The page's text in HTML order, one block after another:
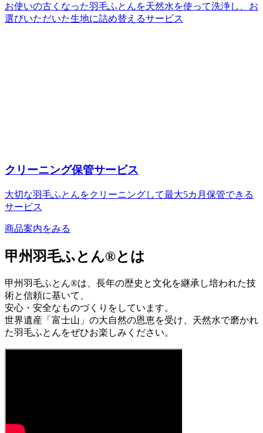
お使いの古くなった羽毛ふとんを天然水を使って洗浄し、お
選びいただいた生地に詰め替えるサービス
クリーニング保管サービス
大切な羽毛ふとんをクリーニングして最大5カ月保管できる
サービス
商品案内をみる
甲州羽毛ふとん®とは
甲州羽毛ふとん®は、長年の歴史と文化を継承し培われた技
術と信頼に基いて、
安心・安全なものづくりをしています。
世界遺産「富士山」の大自然の恩恵を受け、天然水で磨かれ
た羽毛ふとんをぜひお楽しみください。